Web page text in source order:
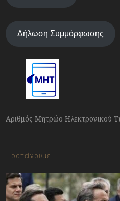
Δήλωση Συμμόρφωσης
Αριθμός Μητρώο Ηλεκτρονικού
Προτείνουμε